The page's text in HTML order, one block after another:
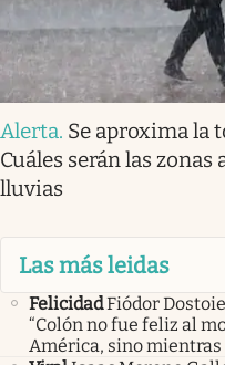
Alerta. Se aproxima la
Cuáles serán las
lluvias
Las más leidas
FelicidadFiódor
“Colón no fue feliz al
América, sino mientras